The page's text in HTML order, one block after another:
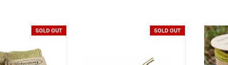
SOLD OUT SOLD OUT